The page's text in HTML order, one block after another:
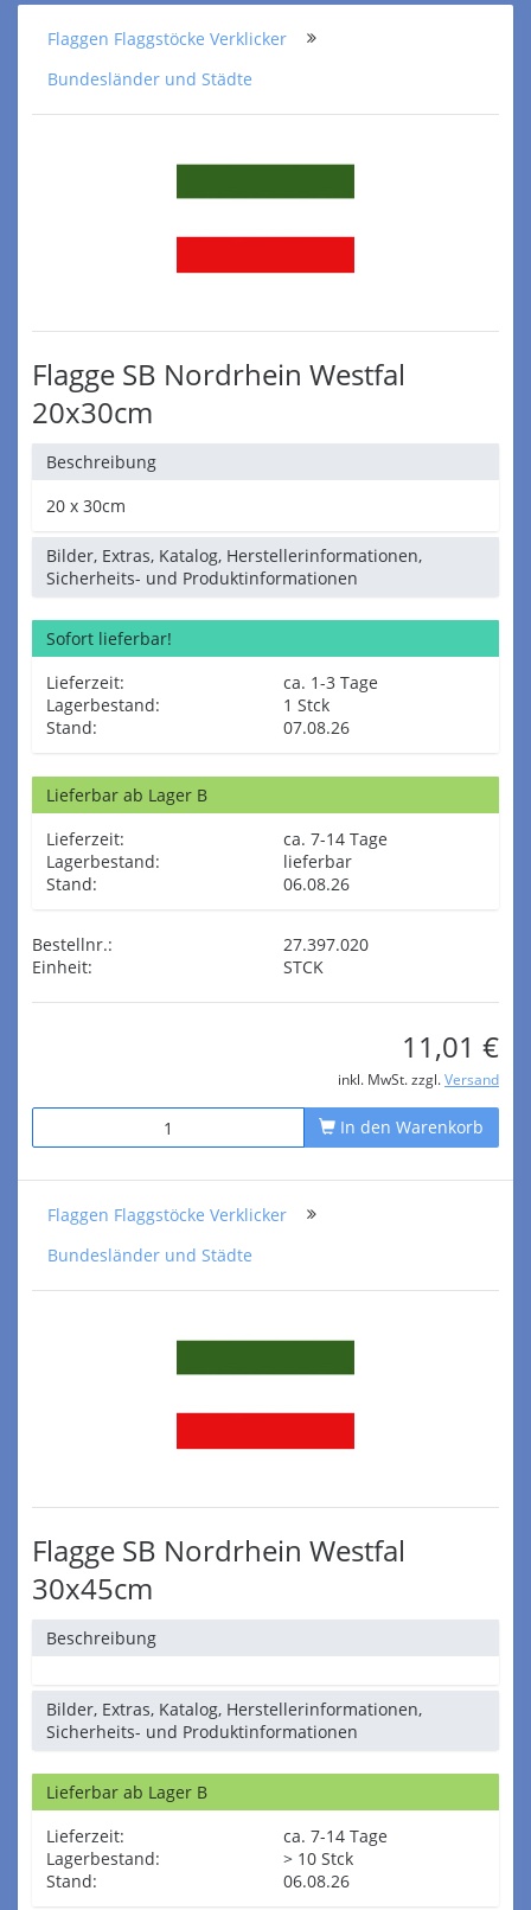
Flaggen Flaggstöcke Verklicker
Bundesländer und Städte
Flagge SB Nordrhein Westfal
20x30cm
Beschreibung
20 x 30cm
Bilder, Extras, Katalog, Herstellerinformationen,
Sicherheits- und Produktinformationen
Sofort lieferbar!
Lieferzeit:
ca. 1-3 Tage
Lagerbestand:
1 Stck
Stand:
07.08.26
Lieferbar ab Lager B
Lieferzeit:
ca. 7-14 Tage
Lagerbestand:
lieferbar
Stand:
06.08.26
Bestellnr.:
27.397.020
Einheit:
STCK
11,01 €
inkl. MwSt. zzgl. Versand
In den Warenkorb
Flaggen Flaggstöcke Verklicker
Bundesländer und Städte
Flagge SB Nordrhein Westfal
30x45cm
Beschreibung
Bilder, Extras, Katalog, Herstellerinformationen,
Sicherheits- und Produktinformationen
Lieferbar ab Lager B
Lieferzeit:
ca. 7-14 Tage
Lagerbestand:
> 10 Stck
Stand:
06.08.26